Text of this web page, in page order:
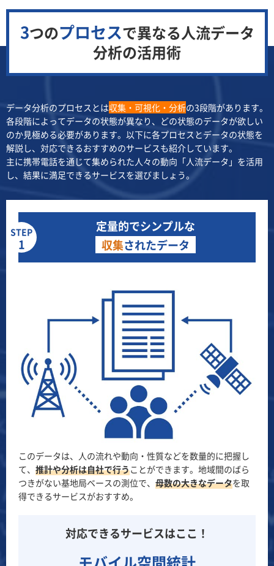
3つのプロセスで異なる人流データ
分析の活用術
データ分析のプロセスとは収集・可視化・分析の3段階があります。
各段階によってデータの状態が異なり、どの状態のデータが欲しい
のか見極める必要があります。以下に各プロセスとデータの状態を
解説し、対応できるおすすめのサービスも紹介しています。
主に携帯電話を通じて集められた人々の動向「人流データ」を活用
し、結果に満足できるサービスを選びましょう。
STEP
1
定量的でシンプルな
収集されたデータ
このデータは、人の流れや動向・性質などを数量的に把握し
て、 推計や分析は自社で行うことができます。地域間のばら
つきがない基地局ベースの測位で、 母数の大きなデータを取
得できるサービスがおすすめ。
対応できるサービスはここ！